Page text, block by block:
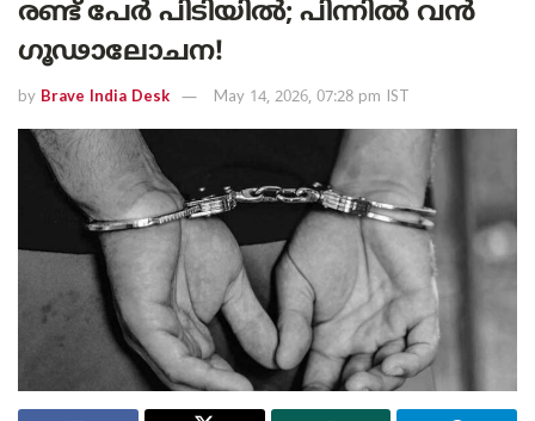
രണ്ട് പേർ പിടിയിൽ; പിന്നിൽ വൻ
ഗൂഢാലോചന!
by Brave India Desk May 14, 2026, 07:28 pm IST